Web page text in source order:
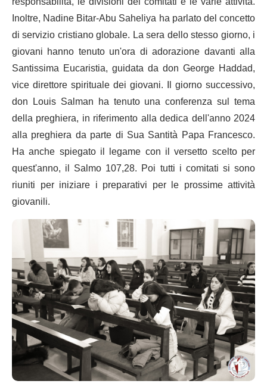
Inoltre, Nadine Bitar-Abu Saheliya ha parlato del concetto
di servizio cristiano globale. La sera dello stesso giorno, i
giovani hanno tenuto un'ora di adorazione davanti alla
Santissima Eucaristia, guidata da don George Haddad,
vice direttore spirituale dei giovani. Il giorno successivo,
don Louis Salman ha tenuto una conferenza sul tema
della preghiera, in riferimento alla dedica dell'anno 2024
alla preghiera da parte di Sua Santità Papa Francesco.
Ha anche spiegato il legame con il versetto scelto per
quest'anno, il Salmo 107,28. Poi tutti i comitati si sono
riuniti per iniziare i preparativi per le prossime attività
giovanili.